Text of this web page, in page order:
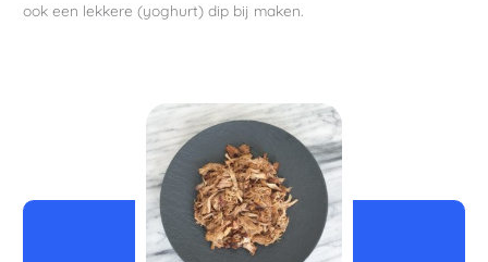
ook een lekkere (yoghurt) dip bij maken.
uur uur minuten